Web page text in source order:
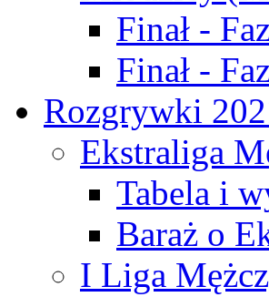
Finał -
Finał -
Rozgrywki
Ekstraliga
Tabela i
Baraż o
I Liga